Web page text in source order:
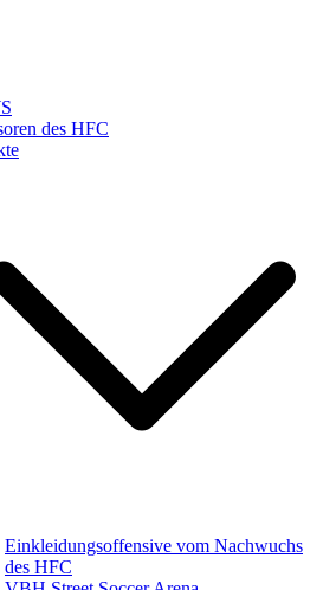
des HFC
Einkleidungsoffensive vom Nachwuchs
des HFC